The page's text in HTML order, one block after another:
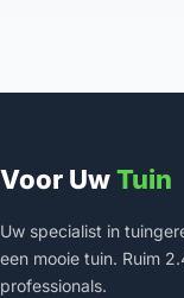
Voor UwTuin
Uw specialist in
een mooie tuin. Ruim
professionals.